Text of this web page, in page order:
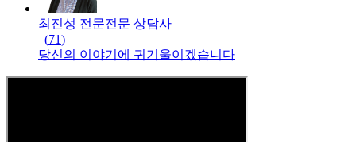
최진성 전문전문 상담사
(71)
당신의 이야기에 귀기울이겠습니다